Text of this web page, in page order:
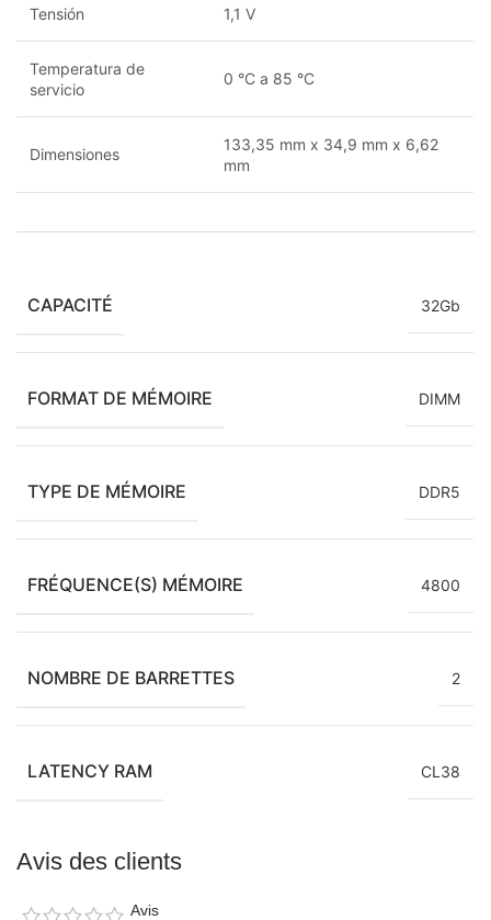
Tensión 1,1 V
Temperatura de
servicio
0 °C a 85 °C
Dimensiones
133,35 mm x 34,9 mm x 6,62
mm
CAPACITÉ 32Gb
FORMAT DE MÉMOIRE DIMM
TYPE DE MÉMOIRE DDR5
FRÉQUENCE(S) MÉMOIRE 4800
NOMBRE DE BARRETTES 2
LATENCY RAM CL38
Avis des clients
Avis